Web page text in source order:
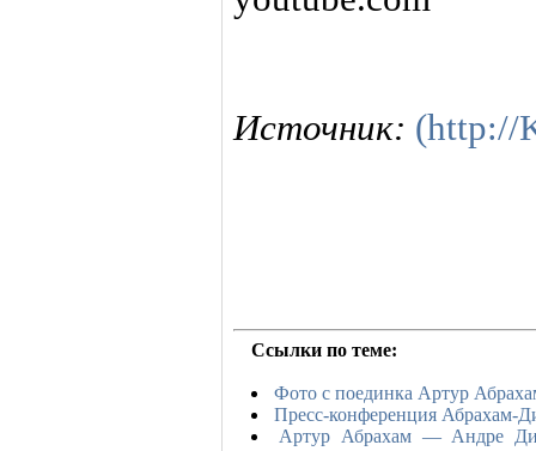
Источник: (http://
Ссылки по теме:
Фото с поединка Артур
Пресс-конференция Абрахам-
Артур Абрахам — Андре